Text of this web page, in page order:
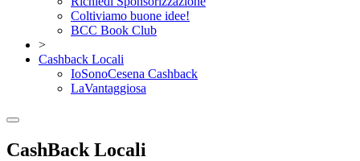
Coltiviamo buone idee!
BCC Book Club
>
Cashback Locali
IoSonoCesena Cashback
LaVantaggiosa
CashBack Locali